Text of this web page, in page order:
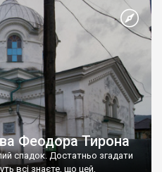
Феодора Тирона
спадок. Достатньо згадати
всі знаєте, що цей,